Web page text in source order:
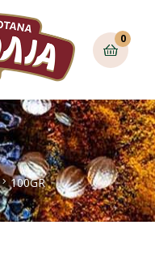
0
100GR